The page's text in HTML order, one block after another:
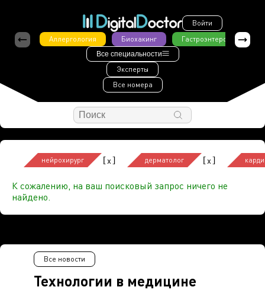
Войти
Аллергология
Биохакинг Гастроэнтерология
Все специальности
Эксперты
Все номера
нейрохирург [x] дерматолог [x]
К сожалению, на ваш поисковый запрос ничего не
найдено.
Технологии в медицине
Все новости